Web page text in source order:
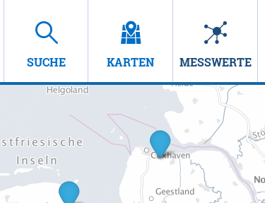
SUCHE KARTEN MESSWERTE